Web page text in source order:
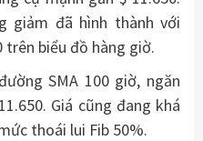
giảm đã hình thành với
trên biểu đồ hàng giờ.
SMA 100 giờ, ngăn
Giá cũng đang khá
thoái lui Fib 50%.